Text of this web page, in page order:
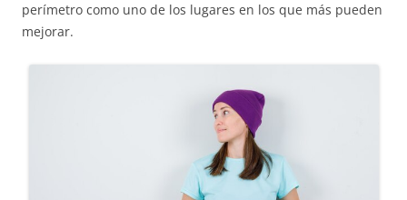
perímetro como uno de los lugares en los que más pueden
mejorar.